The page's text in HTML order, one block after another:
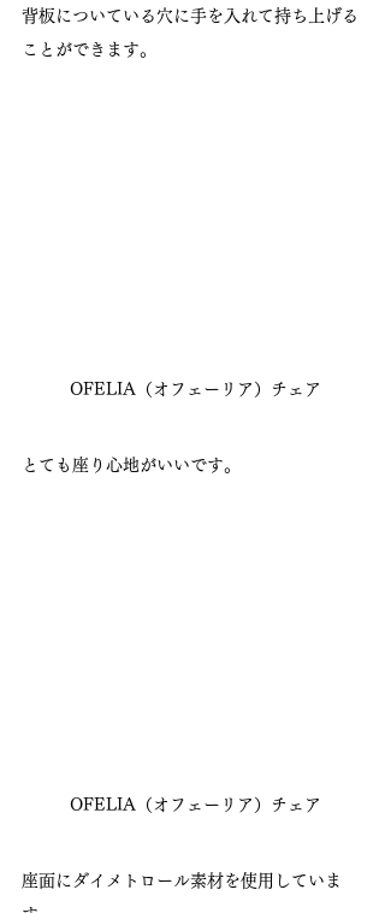
背板についている穴に手を入れて持ち上げる
ことができます。
OFELIA（オフェーリア）チェア
とても座り心地がいいです。
OFELIA（オフェーリア）チェア
座面にダイメトロール素材を使用していま